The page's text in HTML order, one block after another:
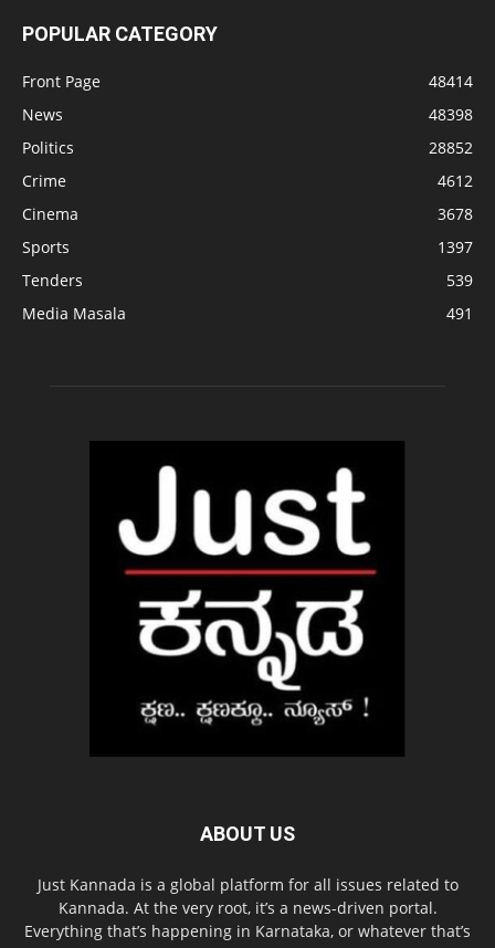
POPULAR CATEGORY
Front Page
48414
News
48398
Politics
28852
Crime
4612
Cinema
3678
Sports
1397
Tenders
539
Media Masala
491
ABOUT US
Just Kannada is a global platform for all issues related to
Kannada. At the very root, it’s a news-driven portal.
Everything that’s happening in Karnataka, or whatever that’s